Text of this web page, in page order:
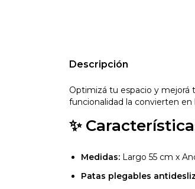
Descripción
Optimizá tu espacio y mejorá
funcionalidad la convierten en
✨
Medidas: Largo 55 cm x
Patas plegables